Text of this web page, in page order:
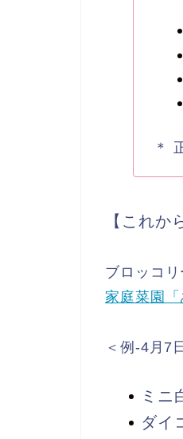
＊
【これか
ブロッコ
家庭菜園
＜例-4月7
ミ
ダ